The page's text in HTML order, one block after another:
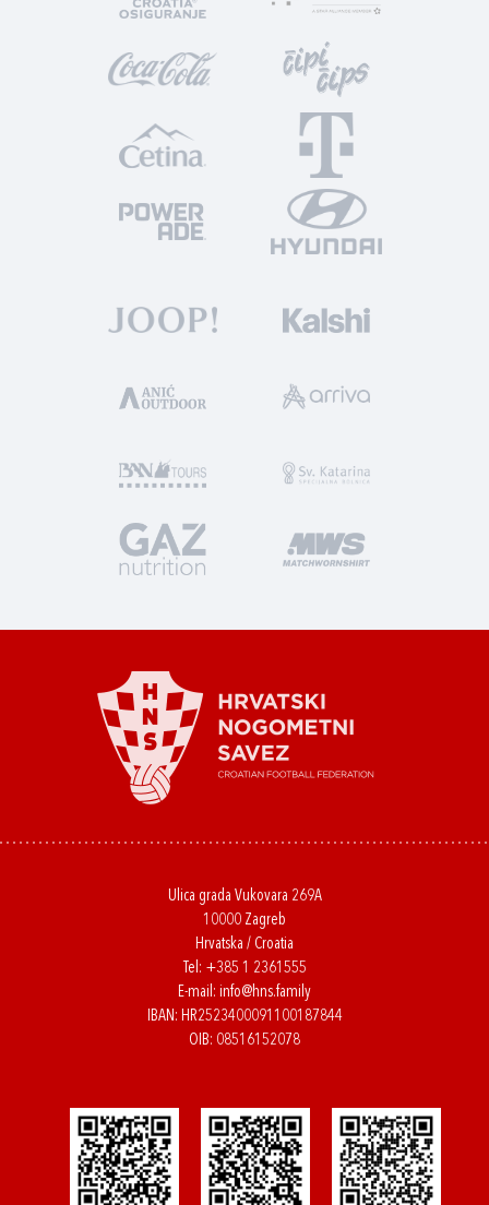
Ulica grada Vukovara 269A
10000 Zagreb
Hrvatska / Croatia
Tel: +385 1 2361555
E-mail: info@hns.family
IBAN: HR2523400091100187844
OIB: 08516152078